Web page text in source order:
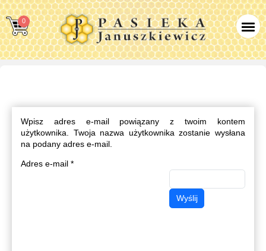
0
Wpisz adres e-mail powiązany z twoim kontem
użytkownika. Twoja nazwa użytkownika zostanie wysłana
na podany adres e-mail.
Adres e-mail *
Wyślij